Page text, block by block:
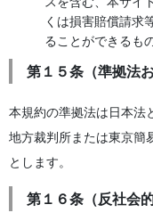
くは損害賠償請求
ることができるも
第１５条（準拠法
本規約の準拠法は日本法
地方裁判所または東京簡
とします。
第１６条（反社会